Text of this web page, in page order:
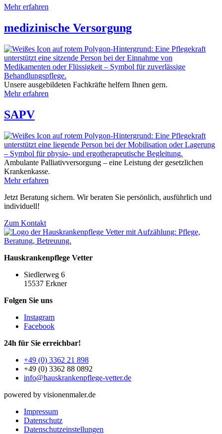
Mehr erfahren
medizinische Versorgung
Unsere ausgebildeten Fachkräfte helfern Ihnen gern.
Mehr erfahren
SAPV
Ambulante Palliativversorgung – eine Leistung der gesetzlichen
Krankenkasse.
Mehr erfahren
Jetzt Beratung sichern. Wir beraten Sie persönlich, ausführlich und
individuell!
Zum Kontakt
Hauskrankenpflege Vetter
Siedlerweg 6
15537 Erkner
Folgen Sie uns
Instagram
Facebook
24h für Sie erreichbar!
+49 (0) 3362 21 898
+49 (0) 3362 88 0892
info@hauskrankenpflege-vetter.de
powered by visionenmaler.de
Impressum
Datenschutz
Datenschutzeinstellungen